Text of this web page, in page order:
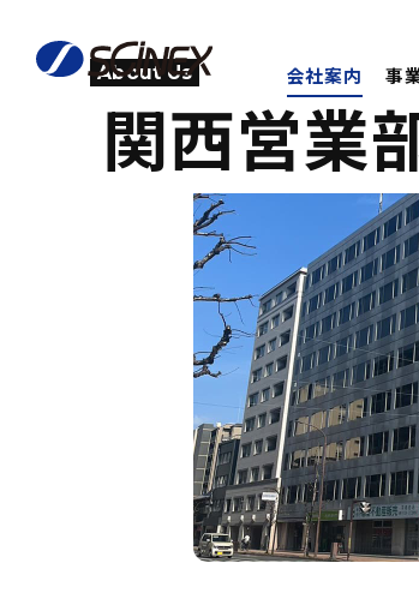
会社案内 事
About Us
関西営業